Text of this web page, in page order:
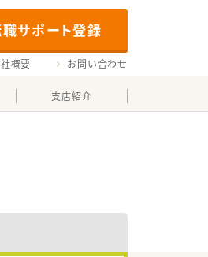
職サポート登録
概要 お問い合わせ
支店紹介